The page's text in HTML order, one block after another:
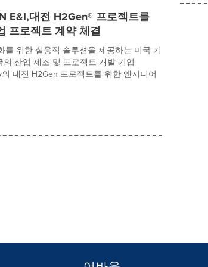
E&I,대전 H2Gen® 프로젝트를
프로젝트 계약 체결
를 위한 실용적 솔루션을 제공하는 미국 기
의 산업 제조 및 프로젝트 개발 기업
의 대전 H2Gen 프로젝트를 위한 엔지니어